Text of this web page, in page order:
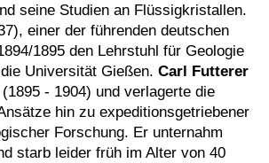
seine Studien an Flüssigkristallen.
einer der führenden deutschen
1895 den Lehrstuhl für Geologie
Universität Gießen. Carl Futterer
- 1904) und verlagerte die
hin zu expeditionsgetriebener
Forschung. Er unternahm
starb leider früh im Alter von 40